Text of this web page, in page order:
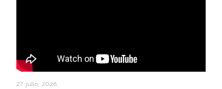
27 julio, 2026